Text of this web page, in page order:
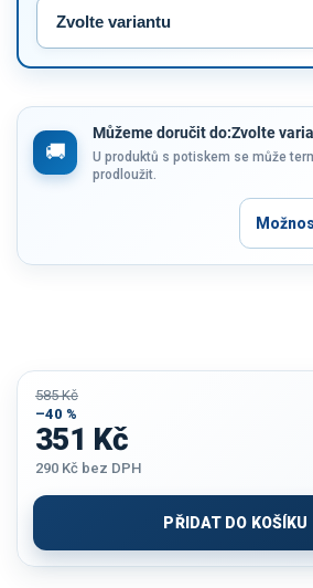
Můžeme doručit do:Zvolte
U produktů s potiskem se může
prodloužit.
585 Kč
–40 %
351 Kč
290 Kč bez DPH
cena:
PŘIDAT DO KOŠÍKU